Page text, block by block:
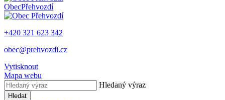
ObecPřehvozdí
+420 321 623 342
obec@prehvozdi.cz
Vytisknout
Mapa webu
Hledaný výraz
Hledat